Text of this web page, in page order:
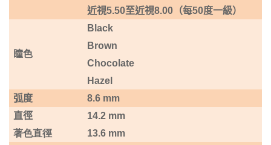
近視5.50至近視8.00 （每50度一級）
瞳色
Black
Brown
Chocolate
Hazel
弧度
8.6 mm
直徑
著色直徑
14.2 mm
13.6 mm